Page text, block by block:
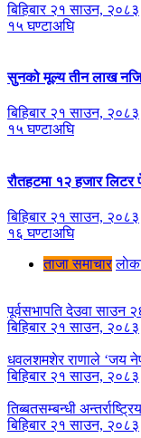
बिहिबार २१ साउन, २०८३
१५ घण्टाअघि
सुनको मूल्य तीन लाख
बिहिबार २१ साउन, २०८३
१५ घण्टाअघि
रौतहटमा १२ हजार
बिहिबार २१ साउन, २०८३
१६ घण्टाअघि
ताजा समाचार
पूर्वसभापति देउवा साउन
बिहिबार २१ साउन, २०८३
धवलशमशेर राणाले ‘जय
बिहिबार २१ साउन, २०८३
तिब्बतसम्बन्धी
बिहिबार २१ साउन, २०८३